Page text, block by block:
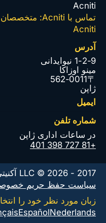
Acniti
Acniti
آدرس
1-2-9 نیوایدانی
مینو اوزاکا
〒562-0011
ژاپن
ایمیل
شماره تلفن
در ساعات اداری ژاپن
+81 727 398 401
2017 - 2026 © LLC آکنیتی.
سیاست حفظ حریم
زبان مورد نظر خود را
Nederlands
Español